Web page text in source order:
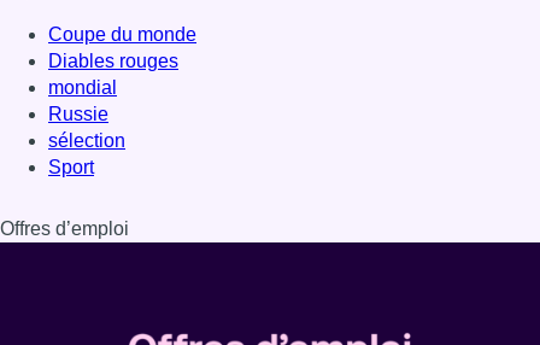
Coupe du monde
Diables rouges
mondial
Russie
sélection
Sport
Offres d’emploi